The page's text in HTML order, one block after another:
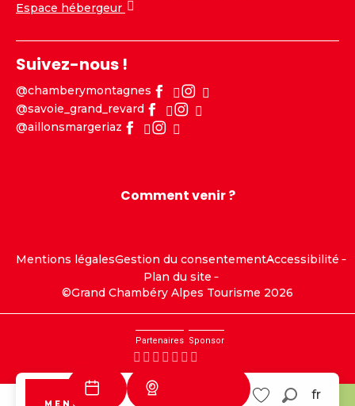
MENU
fr
Espace hébergeur
Suivez-nous !
@chamberymontagnes
@savoie_grand_revard
@aillonsmargeriaz
Comment venir ?
Mentions légalesGestion du consentementAccessibilité
Plan du site
©Grand Chambéry Alpes Tourisme 2026
Partenaires Sponsor